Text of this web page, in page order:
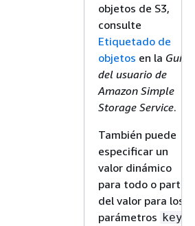
objetos de S3,
consulte
Etiquetado de
objetos en la Guía
del usuario de
Amazon Simple
Storage Service.
También puede
especificar un
valor dinámico
para todo o parte
del valor para los
parámetros key